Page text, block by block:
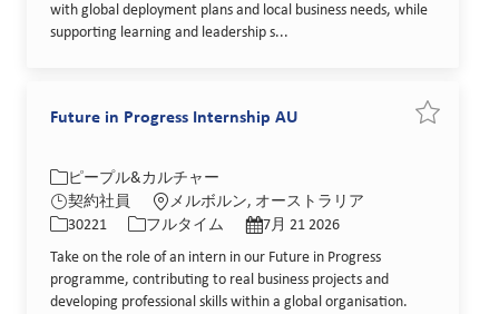
with global deployment plans and local business needs, while
supporting learning and leadership s...
Future in Progress Internship AU
カテゴリー
ピープル&カルチャー
契約社員
場所
メルボルン, オーストラリア
求人ID
30221
役職
フルタイム
投稿日
7月 21 2026
Take on the role of an intern in our Future in Progress
programme, contributing to real business projects and
developing professional skills within a global organisation.